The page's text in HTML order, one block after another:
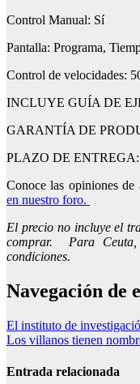
Control Manual: Sí
Pantalla: Programa,
Control de velocidades:
INCLUYE GUÍA DE
GARANTÍA DE
PLAZO DE ENTREGA:
Conoce las opiniones
en nuestro foro.
El precio no incluye el
comprar. Para Ceuta,
condiciones.
Navegación de
El instituto de
Los villanos tienen
Entrada relacionada